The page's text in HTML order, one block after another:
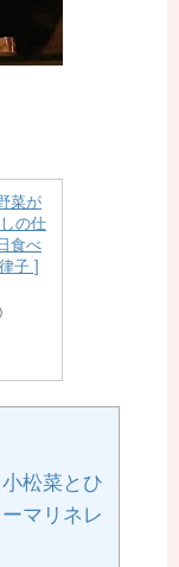
菜が
の仕
食べ
子 ]
松菜とひ
マリネレ